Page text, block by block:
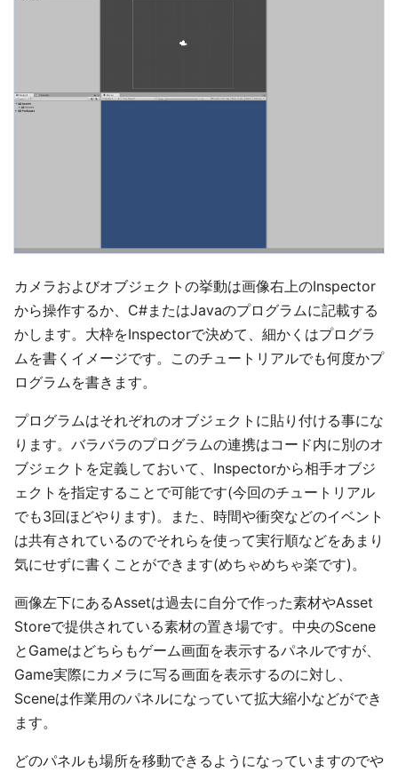
カメラおよびオブジェクトの挙動は画像右上のInspector
から操作するか、C#またはJavaのプログラムに記載する
かします。大枠をInspectorで決めて、細かくはプログラ
ムを書くイメージです。このチュートリアルでも何度かプ
ログラムを書きます。
プログラムはそれぞれのオブジェクトに貼り付ける事にな
ります。バラバラのプログラムの連携はコード内に別のオ
ブジェクトを定義しておいて、Inspectorから相手オブジ
ェクトを指定することで可能です(今回のチュートリアル
でも3回ほどやります)。また、時間や衝突などのイベント
は共有されているのでそれらを使って実行順などをあまり
気にせずに書くことができます(めちゃめちゃ楽です)。
画像左下にあるAssetは過去に自分で作った素材やAsset
Storeで提供されている素材の置き場です。中央のScene
とGameはどちらもゲーム画面を表示するパネルですが、
Game実際にカメラに写る画面を表示するのに対し、
Sceneは作業用のパネルになっていて拡大縮小などができ
ます。
どのパネルも場所を移動できるようになっていますのでや